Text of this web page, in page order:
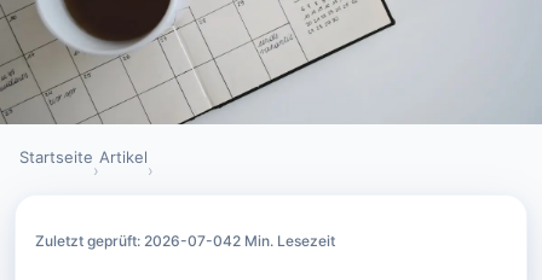
Startseite
›
Artikel
›
Zuletzt geprüft: 2026-07-042 Min. Lesezeit